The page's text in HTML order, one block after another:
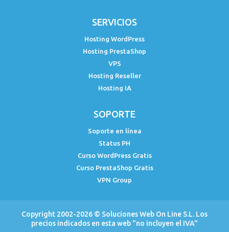
SERVICIOS
Hosting WordPress
Hosting PrestaShop
VPS
Hosting Reseller
Hosting IA
SOPORTE
Soporte en línea
Status PH
Curso WordPress Gratis
Curso PrestaShop Gratis
VPN Group
Copyright 2002-2026 © Soluciones Web On Line S.L. Los
precios indicados en esta web "no incluyen el IVA"